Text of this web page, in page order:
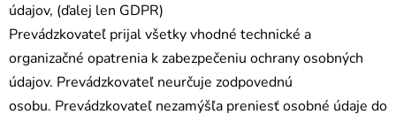
údajov, (ďalej len GDPR)
Prevádzkovateľ prijal všetky vhodné technické a
organizačné opatrenia k zabezpečeniu ochrany osobných
údajov. Prevádzkovateľ neurčuje zodpovednú
osobu. Prevádzkovateľ nezamýšľa preniesť osobné údaje do